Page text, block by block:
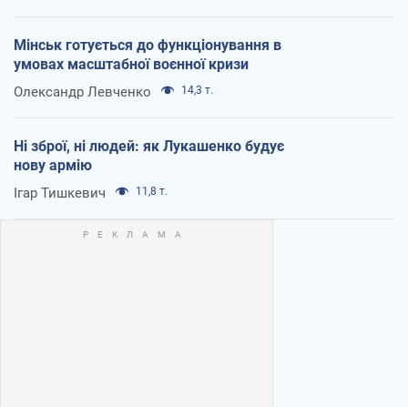
Мінськ готується до функціонування в
умовах масштабної воєнної кризи
Олександр Левченко 14,3 т.
Ні зброї, ні людей: як Лукашенко будує
нову армію
Ігар Тишкевич 11,8 т.